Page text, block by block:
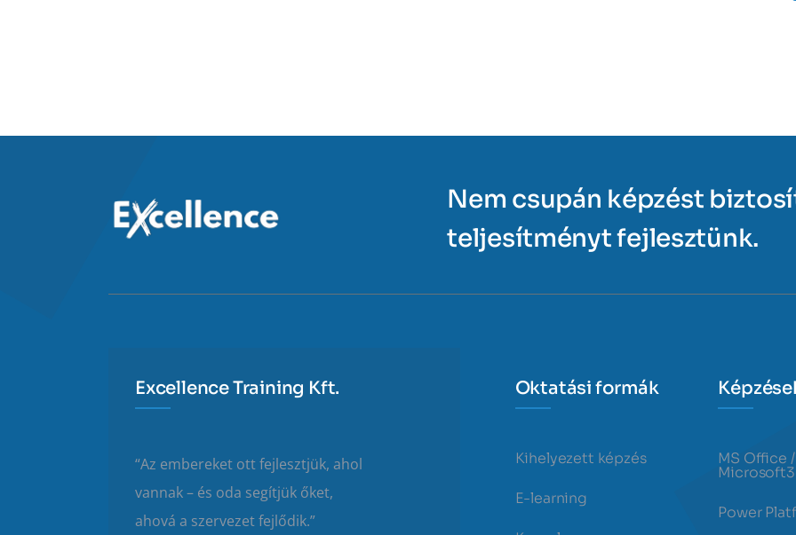
Nem csupán képzést
teljesítményt fejlesztünk.
Excellence Training Kft.
“Az embereket ott fejlesztjük, ahol
vannak – és oda segítjük őket,
ahová a szervezet fejlődik.”
Oktatási formák
Kihelyezett képzés
E-learning
MS Office /
Power